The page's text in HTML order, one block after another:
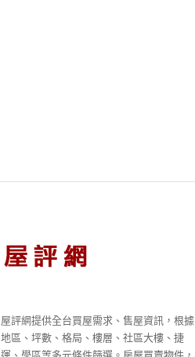
屋評網提供全台買屋需求、售屋資訊，根據
地區、坪數、格局、樓層、社區大樓、捷